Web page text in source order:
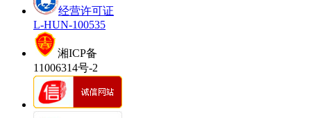
经营许可证
L-HUN-100535
湘ICP备
11006314号-2